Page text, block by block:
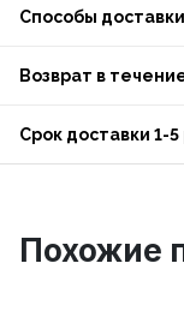
Способы доставки
Возврат в
Срок доставки 1-
Похожие